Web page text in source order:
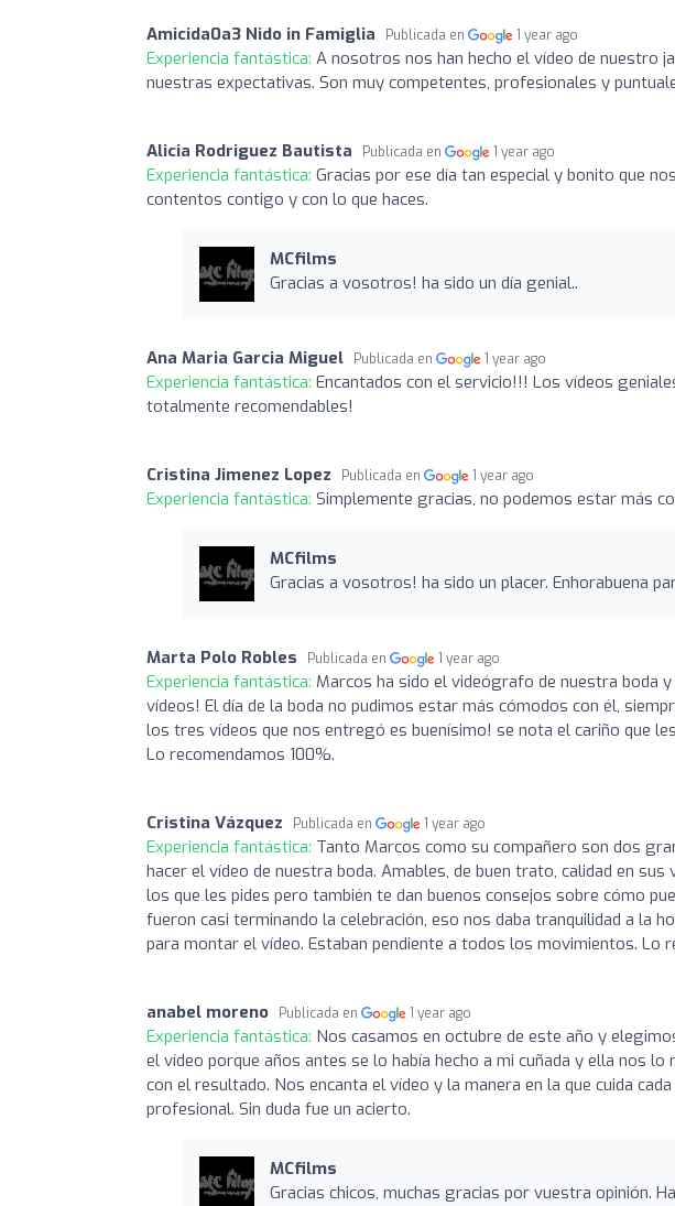
Amicida0a3 Nido in Famiglia Publicada en 1 year ago
Experiencia fantástica: A nosotros nos han hecho el vídeo de nuestro
nuestras expectativas. Son muy competentes, profesionales y
Alicia Rodriguez Bautista Publicada en 1 year ago
Experiencia fantástica: Gracias por ese día tan especial y bonito que
contentos contigo y con lo que haces.
MCfilms
Gracias a vosotros! ha sido un día genial..
Ana Maria Garcia Miguel Publicada en 1 year ago
Experiencia fantástica: Encantados con el servicio!!! Los vídeos
totalmente recomendables!
Cristina Jimenez Lopez Publicada en 1 year ago
Experiencia fantástica: Simplemente gracias, no podemos estar más
MCfilms
Gracias a vosotros! ha sido un placer. Enhorabuena
Marta Polo Robles Publicada en 1 year ago
Experiencia fantástica: Marcos ha sido el videógrafo de nuestra boda
vídeos! El día de la boda no pudimos estar más cómodos con él,
los tres vídeos que nos entregó es buenísimo! se nota el cariño que
Lo recomendamos 100%.
Cristina Vázquez Publicada en 1 year ago
Experiencia fantástica: Tanto Marcos como su compañero son dos
hacer el vídeo de nuestra boda. Amables, de buen trato, calidad en
los que les pides pero también te dan buenos consejos sobre cómo
fueron casi terminando la celebración, eso nos daba tranquilidad a la
para montar el vídeo. Estaban pendiente a todos los movimientos. Lo
anabel moreno Publicada en 1 year ago
Experiencia fantástica: Nos casamos en octubre de este año y
el vídeo porque años antes se lo había hecho a mi cuñada y ella nos
con el resultado. Nos encanta el vídeo y la manera en la que cuida
profesional. Sin duda fue un acierto.
MCfilms
Gracias chicos, muchas gracias por vuestra opinión.